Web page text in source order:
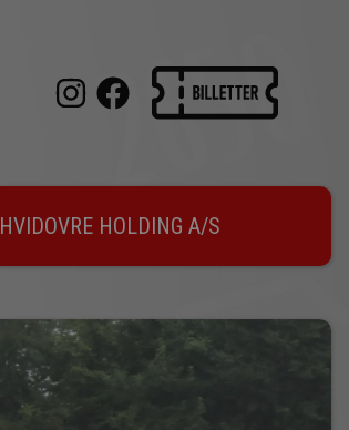
HVIDOVRE HOLDING A/S